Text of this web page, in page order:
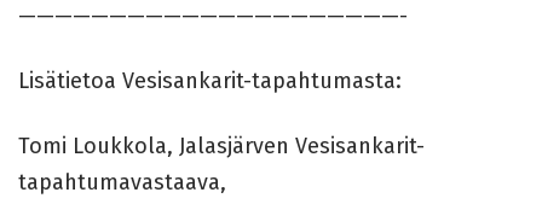
—————————————————————-
Lisätietoa Vesisankarit-tapahtumasta:
Tomi Loukkola, Jalasjärven Vesisankarit-
tapahtumavastaava,